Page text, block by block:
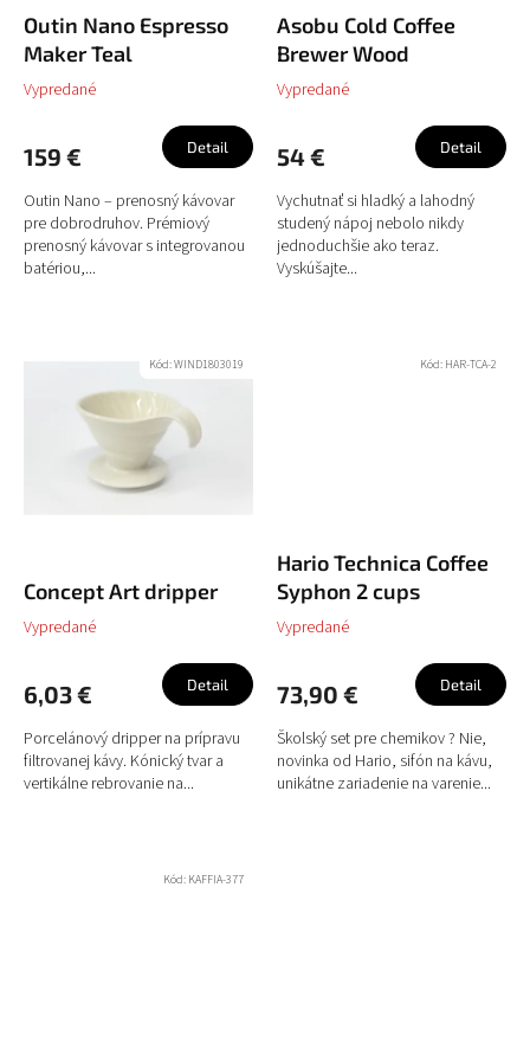
o
v
u
k
o
Outin Nano Espresso
Maker Teal
Vypredané
159 € Detail
Outin Nano – prenosný kávovar
pre dobrodruhov. Prémiový
prenosný kávovar s integrovanou
batériou,...
Asobu Cold Coffee
Brewer Wood
Vypredané
54 € Detail
Vychutnať si hladký a lahodný
studený nápoj nebolo nikdy
jednoduchšie ako teraz.
Vyskúšajte...
Concept Art dripper
Vypredané
6,03 € Detail
Porcelánový dripper na prípravu
filtrovanej kávy. Kónický tvar a
vertikálne rebrovanie na...
Kód:WIND1803019
Hario Technica Coffee
Syphon 2 cups
Vypredané
73,90 € Detail
Školský set pre chemikov ? Nie,
novinka od Hario, sifón na kávu,
unikátne zariadenie na varenie...
Kód: HAR-TCA-2
Kód: KAFFIA-377